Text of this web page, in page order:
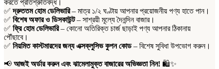
করতে প্রতিশ্রুতিবদ্ধ।
✅দ্রুততম হোম ডেলিভারি– মাত্র ১/২ ঘণ্টায় আপনার প্রয়োজনীয় পণ্য হাতে পান।
✅ বিশেষ অফার ও ডিসকাউন্ট– সাশ্রয়ী মূল্যে দৈনন্দিন বাজার।
✅ ফ্রি হোম ডেলিভারি– কোনো অতিরিক্ত চার্জ ছাড়াই পণ্য আপনার ঠিকানায়
পৌঁছাবে।
✅ নিয়মিত কাস্টমারদের জন্য এক্সক্লুসিভ কুপন কোড– বিশেষ সুবিধা উপভোগ করুন।
📢 আজই অর্ডার করুন এবং ঝামেলামুক্ত বাজারের অভিজ্ঞতা নিন! 🛍️✨